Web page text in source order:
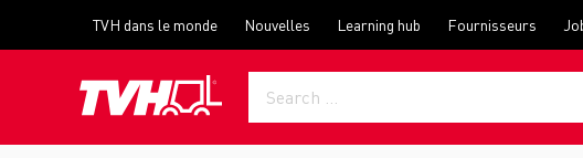
menu
TVH dans le monde Nouvelles Learning hub Fournisseurs